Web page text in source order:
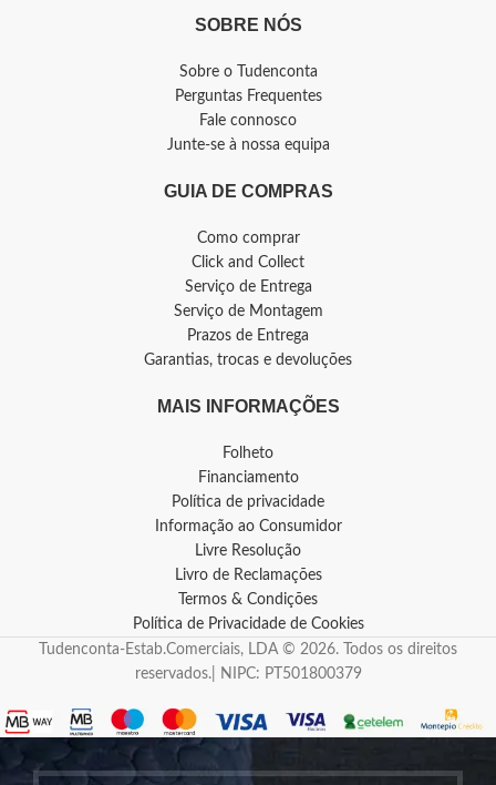
SOBRE NÓS
Sobre o Tudenconta
Perguntas Frequentes
Fale connosco
Junte-se à nossa equipa
GUIA DE COMPRAS
Como comprar
Click and Collect
Serviço de Entrega
Serviço de Montagem
Prazos de Entrega
Garantias, trocas e devoluções
MAIS INFORMAÇÕES
Folheto
Financiamento
Política de privacidade
Informação ao Consumidor
Livre Resolução
Livro de Reclamações
Termos & Condições
Política de Privacidade de Cookies
Tudenconta-Estab.Comerciais, LDA © 2026. Todos os direitos
reservados.| NIPC: PT501800379